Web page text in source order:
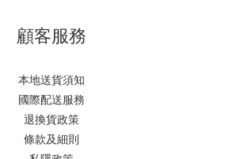
顧客服務
本地送貨須知
國際配送服務
退換貨政策
條款及細則